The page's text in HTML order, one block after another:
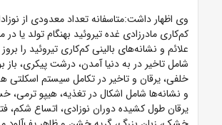
وی اظهار داشت:متاسفانه تعداد معدودی از
کم‌کاری مادرزادی غده تیروئید بهنگام تولد یا در
علائم و نشانه‌های بالینی کم‌کاری تیروئید را
شامل تاخیر در به دنیا آمدن، درشت پیکری، باز
خلفی، یرقان و تاخیر در تکامل سیستم اسکلتی
و نشانه‌ها شامل اشکال در تغذیه، هیپو ترمی،
یرقان طول کشیده دوران نوزادی، اتساع شکم،